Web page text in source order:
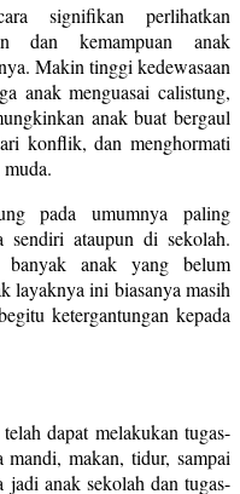
signifikan perlihatkan
dan kemampuan anak
Makin tinggi kedewasaan
anak menguasai calistung,
anak buat bergaul
konflik, dan menghormati
pada umumnya paling
sendiri ataupun di sekolah.
anak yang belum
layaknya ini biasanya masih
ketergantungan kepada
dapat melakukan tugas-
mandi, makan, tidur, sampai
jadi anak sekolah dan tugas-